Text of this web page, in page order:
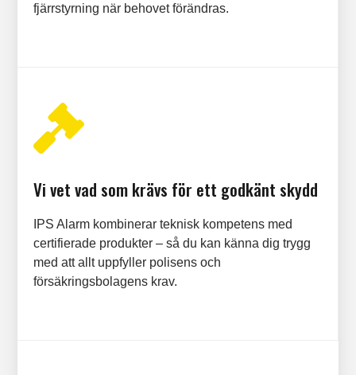
fjärrstyrning när behovet förändras.

Vi vet vad som krävs för ett godkänt skydd
IPS Alarm kombinerar teknisk kompetens med
certifierade produkter – så du kan känna dig trygg
med att allt uppfyller polisens och
försäkringsbolagens krav.